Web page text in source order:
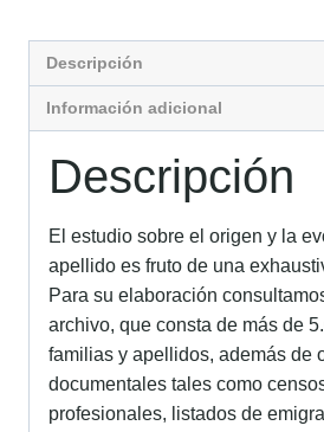
Descripción
Información adicional
Descripción
El estudio sobre el origen y la
apellido es fruto de una
Para su elaboración
archivo, que consta de más de
familias y apellidos, además de
documentales tales como
profesionales, listados de